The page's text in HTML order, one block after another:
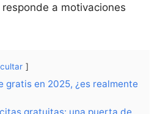
a motivaciones
gratis en 2025, ¿es realmente